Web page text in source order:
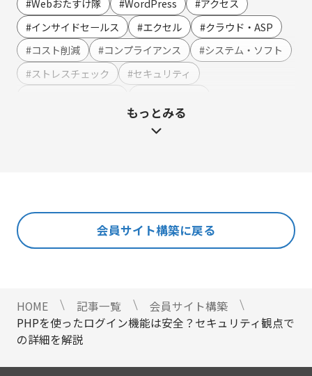
Webイベント（ウェビナー）オンライン受付管理
アンケート作成
セミナー・イベント管理
マーケティング運営支援
人事・総務・経理・IR
ストレスチェックサービス
安否確認サービス
給与明細電子化
金融（銀行・信用金庫・信用組合・JAバンク・保
#Webおたすけ隊
#WordPress
#アクセス
#インサイドセールス
#エクセル
#クラウド・ASP
#コスト削減
#コンプライアンス
#システム・ソフト
#ストレスチェック
#セキュリティ
#メーカー
#メリット・デメリット
#料金・費用
#業務効率化 #機能・仕組み
#法令
#総務 #連携
#選び方
もっとみる
会員サイト構築に戻る
HOME 記事一覧
会員サイト構築
PHPを使ったログイン機能は安全？セキュリティ観点で
の詳細を解説